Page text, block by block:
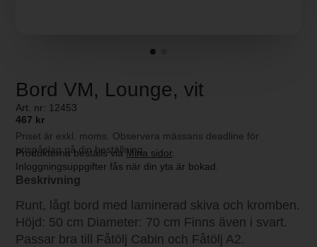
Bord VM, Lounge, vit
Art. nr: 12453
467 kr
Priset är exkl. moms. Observera mässans deadline för
prispåslag på din beställning.
Produkterna beställs viaMina sidor
Inloggningsuppgifter fås när din yta är bokad.
Beskrivning
Runt, lågt bord med laminerad skiva och kromben.
Höjd: 50 cm Diameter: 70 cm Finns även i svart.
Passar bra till Fåtölj Cabin och Fåtölj A2.